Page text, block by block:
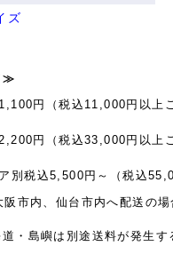
ズ
≫
円（税込11,000円以上
円（税込33,000円以上
ア別税込5,500円～（税込
市内、仙台市内へ配送の
・島嶼は別途送料が発生す